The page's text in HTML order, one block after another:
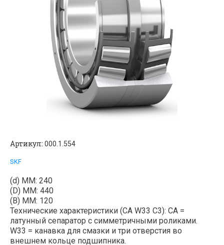
Артикул: 000.1.554
SKF
(d) ММ: 240
(D) ММ: 440
(B) MM: 120
Технические характеристики (CA W33 C3): CA =
латунный сепаратор с симметричными роликами.
W33 = канавка для смазки и три отверстия во
внешнем кольце подшипника.